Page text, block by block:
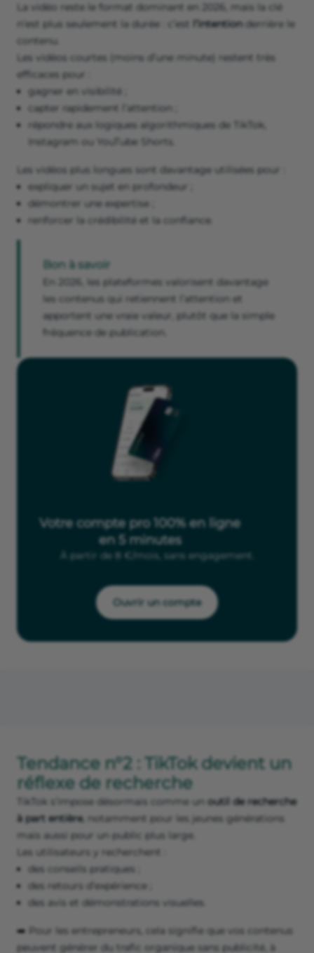
La vidéo reste le format dominant en 2026, mais la clé
n’est plus seulement la durée : c’est
l’intentionderrière le
contenu.
Les vidéos courtes (moins d’une minute) restent très
efficaces pour :
gagner en visibilité ;
capter rapidement l’attention ;
répondre aux logiques algorithmiques de TikTok,
Instagram ou YouTube Shorts.
Les vidéos plus longues sont davantage utilisées pour :
expliquer un sujet en profondeur ;
démontrer une expertise ;
renforcer la crédibilité et la confiance.
Bon à savoir
En 2026, les plateformes valorisent davantage
les contenus qui retiennent l’attention et
apportent une vraie valeur, plutôt que la simple
fréquence de publication.
Votre compte pro 100% en ligne
en 5 minutes
À partir de 8 €/mois, sans engagement.
Ouvrir un compte
Tendance n°2 : TikTok devient un
réflexe de recherche
TikTok s’impose désormais comme un outil de recherche
à part entière, notamment pour les jeunes générations
mais aussi pour un public plus large.
Les utilisateurs y recherchent :
des conseils pratiques ;
des retours d’expérience ;
des avis et démonstrations visuelles.
➡️ Pour les entrepreneurs, cela signifie que vos contenus
peuvent générer du trafic organique sans publicité, à